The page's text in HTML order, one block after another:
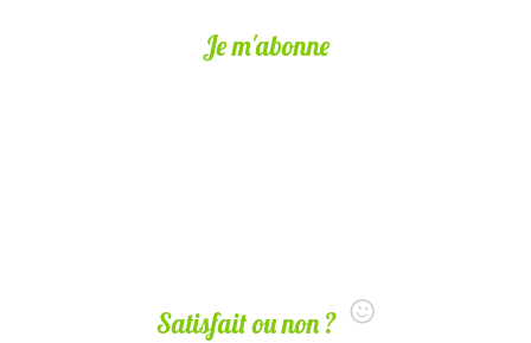
Je m'abonne
Satisfait ou non ?